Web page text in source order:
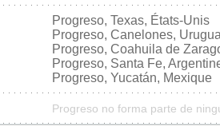
Progreso, Texas, États-Unis
Progreso, Canelones,
Progreso, Coahuila de
Progreso, Santa Fe,
Progreso, Yucatán, Mexique
Progreso no forma parte de